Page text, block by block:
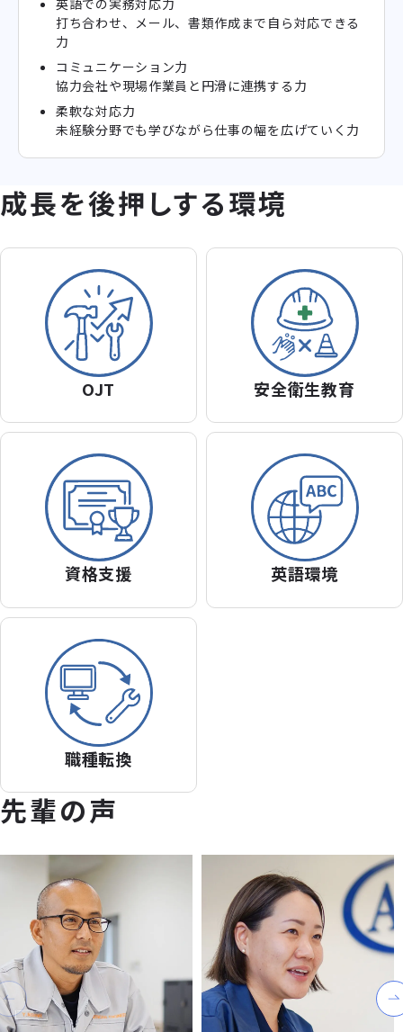
打ち合わせ、メール、書類作成まで自ら対応できる
力
コミュニケーション力
協力会社や現場作業員と円滑に連携する力
柔軟な対応力
未経験分野でも学びながら仕事の幅を広げていく力
成長を後押しする環境
OJT 安全衛生教育
資格支援 英語環境
職種転換
先輩の声